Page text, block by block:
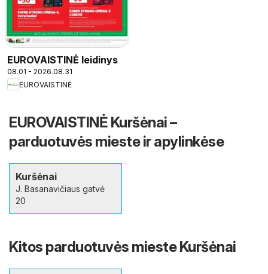
EUROVAISTINĖ leidinys
08.01 - 2026.08.31
EUROVAISTINĖ
EUROVAISTINĖ Kuršėnai –
parduotuvės mieste ir apylinkėse
Kuršėnai
J. Basanavičiaus gatvė
20
Kitos parduotuvės mieste Kuršėnai